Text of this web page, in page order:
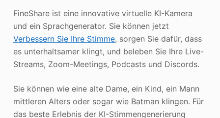
FineShare ist eine innovative virtuelle KI-Kamera
und ein Sprachgenerator. Sie können jetzt
Verbessern Sie Ihre Stimme, sorgen Sie dafür, dass
es unterhaltsamer klingt, und beleben Sie Ihre Live-
Streams, Zoom-Meetings, Podcasts und Discords.
Sie können wie eine alte Dame, ein Kind, ein Mann
mittleren Alters oder sogar wie Batman klingen. Für
das beste Erlebnis der KI-Stimmengenerierung